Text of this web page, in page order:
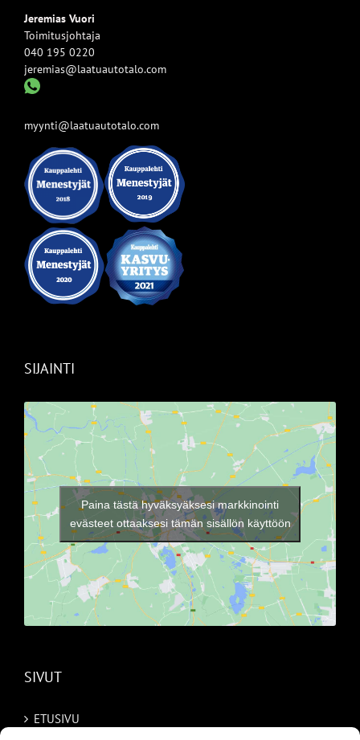
Jeremias Vuori
Toimitusjohtaja
040 195 0220
jeremias@laatuautotalo.com
myynti@laatuautotalo.com
SIJAINTI
Paina tästä hyväksyäksesi markkinointi
evästeet ottaaksesi tämän sisällön käyttöön
SIVUT
ETUSIVU